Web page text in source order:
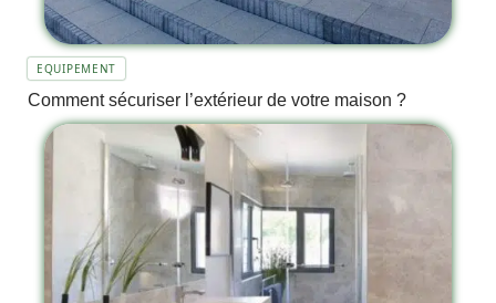
EQUIPEMENT
Comment sécuriser l’extérieur de votre maison ?